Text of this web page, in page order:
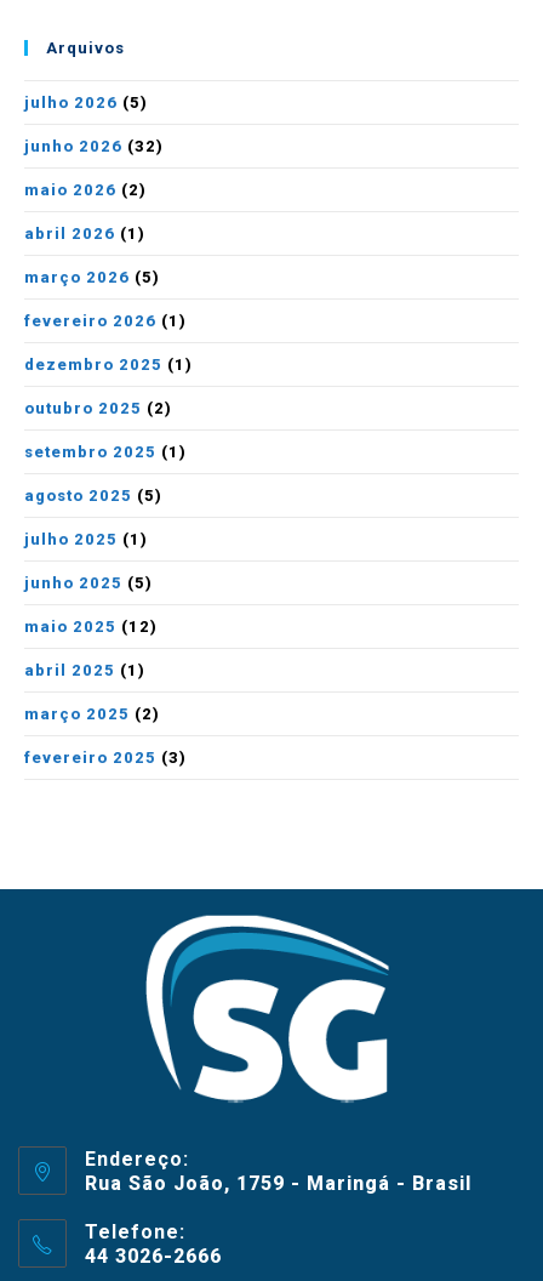
Arquivos
julho 2026 (5)
junho 2026 (32)
maio 2026 (2)
abril 2026 (1)
março 2026 (5)
fevereiro 2026 (1)
dezembro 2025 (1)
outubro 2025 (2)
setembro 2025 (1)
agosto 2025 (5)
julho 2025 (1)
junho 2025 (5)
maio 2025 (12)
abril 2025 (1)
março 2025 (2)
fevereiro 2025 (3)
Endereço:
Rua São João, 1759 - Maringá - Brasil
Telefone:
44 3026-2666